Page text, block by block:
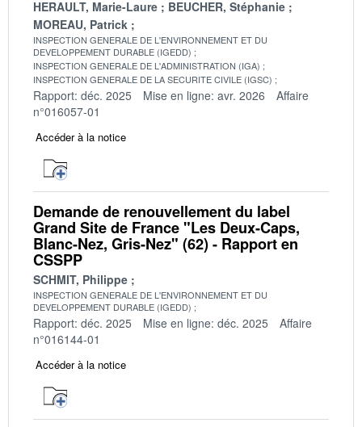
HERAULT, Marie-Laure
BEUCHER, Stéphanie
MOREAU, Patrick
INSPECTION GENERALE DE L'ENVIRONNEMENT ET DU
DEVELOPPEMENT DURABLE (IGEDD)
INSPECTION GENERALE DE L'ADMINISTRATION (IGA)
INSPECTION GENERALE DE LA SECURITE CIVILE (IGSC)
Rapport: déc. 2025 Mise en ligne: avr. 2026
Affaire
n°016057-01
Accéder à la notice
Demande de renouvellement du label
Grand Site de France "Les Deux-Caps,
Blanc-Nez, Gris-Nez" (62) - Rapport en
CSSPP
SCHMIT, Philippe
INSPECTION GENERALE DE L'ENVIRONNEMENT ET DU
DEVELOPPEMENT DURABLE (IGEDD)
Rapport: déc. 2025 Mise en ligne: déc. 2025
Affaire
n°016144-01
Accéder à la notice